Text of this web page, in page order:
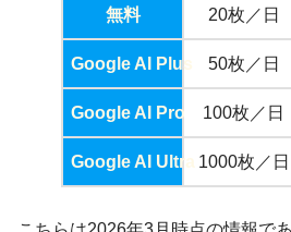
無料 20枚／日
Google AI Plus 50枚／日
Google AI Pro 100枚／日
Google AI Ultra 1000枚／日